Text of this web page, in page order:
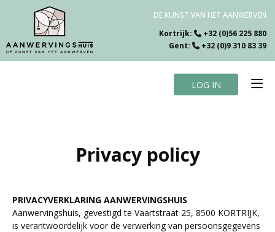
DE KUNST VAN HET AANWERVEN
Kortrijk:
+32 (0)56 225 880
Gent:
+32 (0)9 310 83 39
Contact
LOG IN
Privacy policy
PRIVACYVERKLARING AANWERVINGSHUIS
Aanwervingshuis, gevestigd te Vaartstraat 25, 8500 KORTRIJK,
is verantwoordelijk voor de verwerking van persoonsgegevens